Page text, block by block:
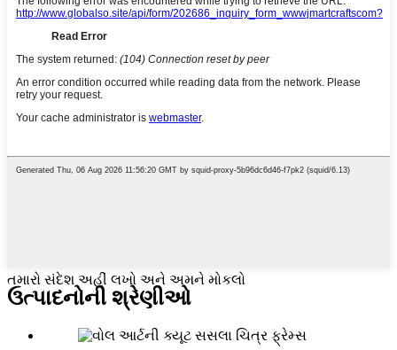
તમારો સંદેશ અહીં લખો અને અમને મોકલો
ઉત્પાદનોની શ્રેણીઓ